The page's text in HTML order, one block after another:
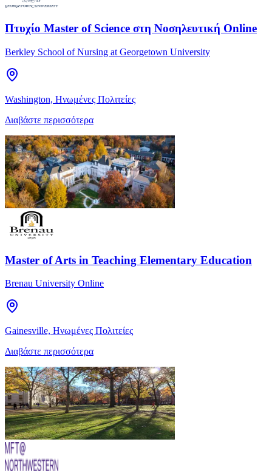
Πτυχίο Master of Science στη Νοσηλευτική Online
Berkley School of Nursing at Georgetown University
Washington, Ηνωμένες Πολιτείες
Διαβάστε περισσότερα
Master of Arts in Teaching Elementary Education
Brenau University Online
Gainesville, Ηνωμένες Πολιτείες
Διαβάστε περισσότερα